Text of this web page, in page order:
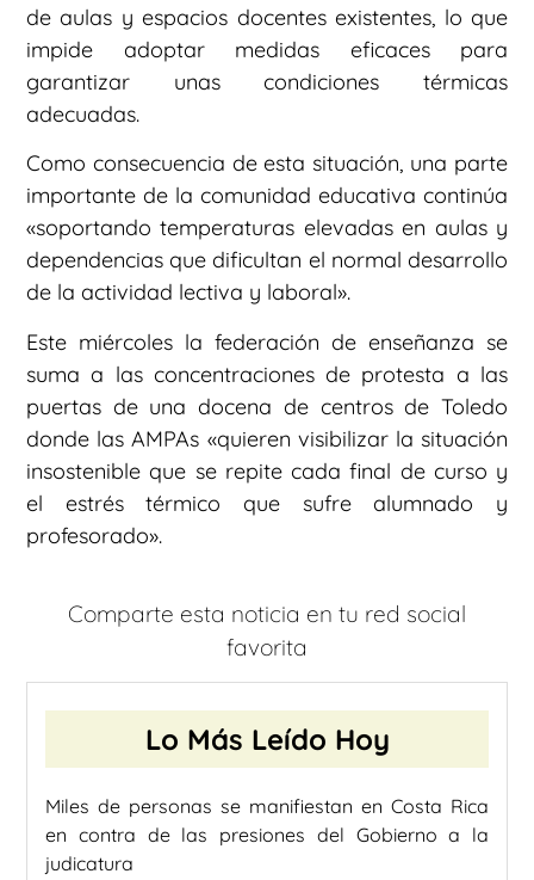
de aulas y espacios docentes existentes, lo que
impide adoptar medidas eficaces para
garantizar unas condiciones térmicas
adecuadas.
Como consecuencia de esta situación, una parte
importante de la comunidad educativa continúa
«soportando temperaturas elevadas en aulas y
dependencias que dificultan el normal desarrollo
de la actividad lectiva y laboral».
Este miércoles la federación de enseñanza se
suma a las concentraciones de protesta a las
puertas de una docena de centros de Toledo
donde las AMPAs «quieren visibilizar la situación
insostenible que se repite cada final de curso y
el estrés térmico que sufre alumnado y
profesorado».
Comparte esta noticia en tu red social
favorita
Lo Más Leído Hoy
Miles de personas se manifiestan en Costa Rica
en contra de las presiones del Gobierno a la
judicatura